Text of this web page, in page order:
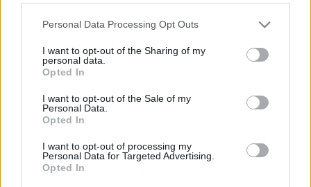
Please note that this website/app uses one or more Google
not limited to your visit or usage behaviour. You may click to
grant or deny consent to Google and its third-party tags to
use your data for below specified purposes in below Google
consent section.
Personal Data Processing Opt Outs
I want to opt-out of the Sharing of my
personal data.
Opted In
I want to opt-out of the Sale of my
Personal Data.
Opted In
I want to opt-out of processing my
Personal Data for Targeted Advertising.
Opted In
A város legjobb ebédje?
világevő•2012. november 28.
időm olyan átfogó kutatásokat folytatni, mint a
tavalyi végső választás előtt, de a mai ebédem olyan
együtt garancia arra, hogy a minőséggel nem lehet
probléma a…